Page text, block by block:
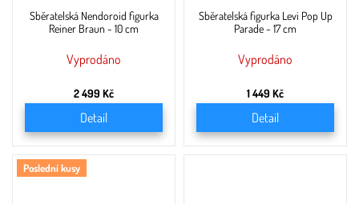
Sběratelská Nendoroid figurka
Reiner Braun - 10 cm
Vyprodáno
2 499 Kč
Detail
Sběratelská figurka Levi Pop Up
Parade - 17 cm
Vyprodáno
1 449 Kč
Detail
Poslední kusy